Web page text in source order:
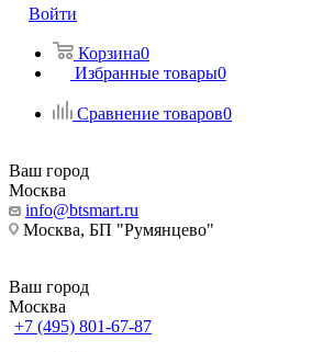
Войти
Корзина0
Избранные товары0
Сравнение товаров0
Ваш город
Москва
info@btsmart.ru
Москва, БП "Румянцево"
Ваш город
Москва
+7 (495) 801-67-87